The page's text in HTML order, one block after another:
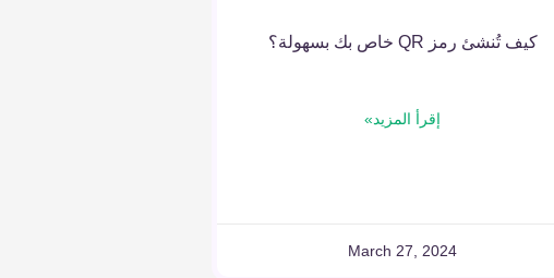
كيف تُنشئ رمز QR خاص بك بسهولة؟
إقرأ المزيد»
March 27, 2024